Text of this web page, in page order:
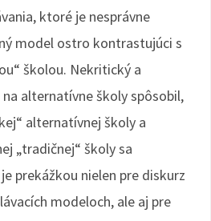
ktoré je nesprávne
model ostro kontrastujúci s
školou. Nekritický a
alternatívne školy spôsobil,
alternatívnej školy a
„tradičnej“ školy sa
prekážkou nielen pre diskurz
modeloch, ale aj pre